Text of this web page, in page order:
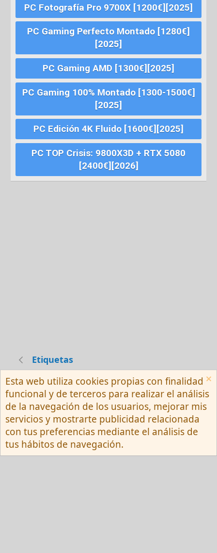
PC Fotografía Pro 9700X [1200€][2025]
PC Gaming Perfecto Montado [1280€]
[2025]
PC Gaming AMD [1300€][2025]
PC Gaming 100% Montado [1300-1500€]
[2025]
PC Edición 4K Fluido [1600€][2025]
PC TOP Crisis: 9800X3D + RTX 5080
[2400€][2026]
Etiquetas
Español (Neutro) Tu
Contactarnos
Términos y reglas
Privacy policy
Ayuda
R
S
S
Community platform by XenForo ® © 2010-
2026 XenForo Ltd.
Esta web utiliza cookies propias con finalidad
funcional y de terceros para realizar el análisis
de la navegación de los usuarios, mejorar mis
servicios y mostrarte publicidad relacionada
con tus preferencias mediante el análisis de
tus hábitos de navegación.